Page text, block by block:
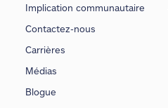
Implication communautaire
Contactez-nous
Carrières
Médias
Blogue